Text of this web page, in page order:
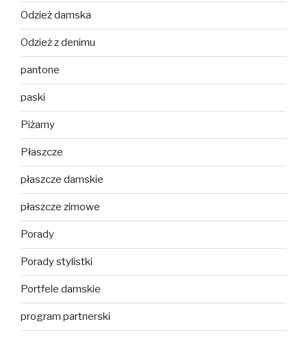
Odzież damska
Odzież z denimu
pantone
paski
Piżamy
Płaszcze
płaszcze damskie
płaszcze zimowe
Porady
Porady stylistki
Portfele damskie
program partnerski